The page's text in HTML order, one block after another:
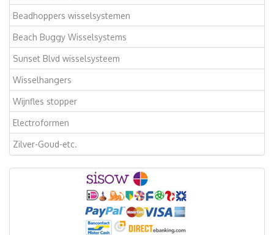
Beadhoppers wisselsystemen
Beach Buggy Wisselsystems
Sunset Blvd wisselsysteem
Wisselhangers
Wijnfles stopper
Electroformen
Zilver-Goud-etc.